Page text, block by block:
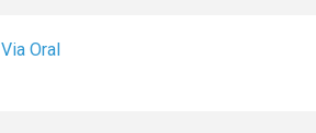
Via Oral